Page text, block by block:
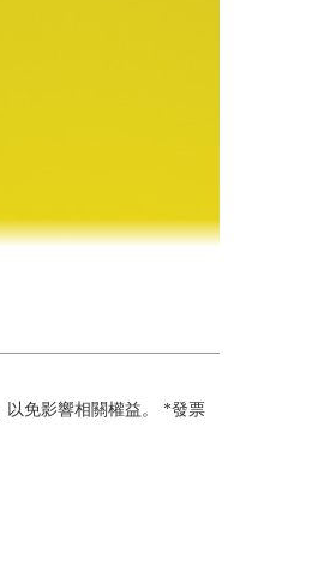
以免影響相關權益。 *發票